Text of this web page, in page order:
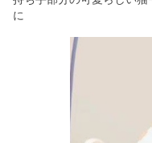
に